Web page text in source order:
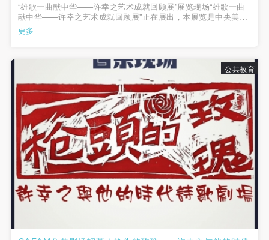
“雄歌一曲献中华——许幸之艺术成就回顾展”展览现场“雄歌一曲
献中华——许幸之艺术成就回顾展”正在展出，本展览是中央美术
学院“百年辉煌·艺术名家”系列展览之一，作为迄今为止规模最
大、内容最全面的许幸之艺术成就回顾展，展览共展出许幸之代
更多
公共教育